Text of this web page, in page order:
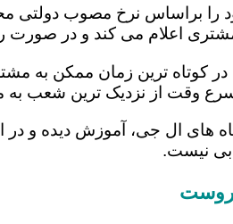
نرخ مصوب دولتی
به مشتری اعلام می کند و در
ترین زمان ممکن به
وقت از نزدیک ترین شعب
های ال جی، آموزش دیده و
نیست.